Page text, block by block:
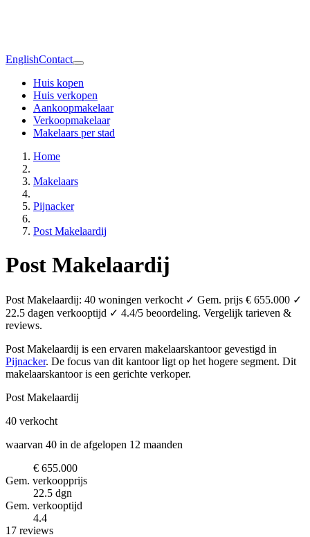
EnglishContact
Huis kopen
Huis verkopen
Aankoopmakelaar
Verkoopmakelaar
Makelaars per stad
Home
Makelaars
Pijnacker
Post Makelaardij
Post Makelaardij
Post Makelaardij: 40 woningen verkocht ✓ Gem. prijs € 655.000 ✓
22.5 dagen verkooptijd ✓ 4.4/5 beoordeling. Vergelijk tarieven &
reviews.
Post Makelaardij is een ervaren makelaarskantoor gevestigd in
Pijnacker. De focus van dit kantoor ligt op het hogere segment. Dit
makelaarskantoor is een gerichte verkoper.
Post Makelaardij
40 verkocht
waarvan 40 in de afgelopen 12 maanden
€ 655.000
Gem. verkoopprijs
22.5 dgn
Gem. verkooptijd
4.4
17 reviews